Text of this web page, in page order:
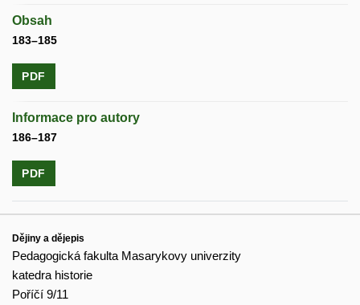
Obsah
183–185
PDF
Informace pro autory
186–187
PDF
Dějiny a dějepis
Pedagogická fakulta Masarykovy univerzity
katedra historie
Poříčí 9/11